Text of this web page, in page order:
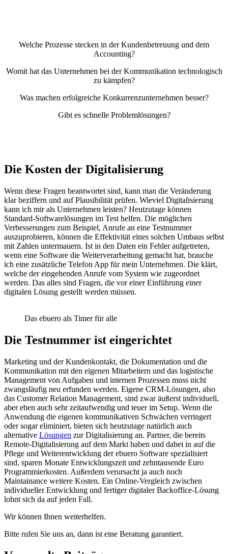
Welche Prozesse stecken in der Kundenbetreuung und dem
Accounting?
Womit hat das Unternehmen bei der Kommunikation technologisch
zu kämpfen?
Was machen erfolgreiche Konkurrenzunternehmen besser?
Gibt es schnelle Problemlösungen?
Die Kosten der Digitalisierung
Wenn diese Fragen beantwortet sind, kann man die Veränderung
klar beziffern und auf Plausibilität prüfen. Wieviel Digitalisierung
kann ich mir als Unternehmen leisten? Heutzutage können
Standard-Softwarelösungen im Test helfen. Die möglichen
Verbesserungen zum Beispiel, Anrufe an eine Testnummer
auszuprobieren, können die Effektivität eines solchen Umbaus selbst
mit Zahlen untermauern. Ist in den Daten ein Fehler aufgetreten,
wenn eine Software die Weiterverarbeitung gemacht hat, brauche
ich eine zusätzliche Telefon App für mein Unternehmen. Die klärt,
welche der eingehenden Anrufe vom System wie zugeordnet
werden. Das alles sind Fragen, die vor einer Einführung einer
digitalen Lösung gestellt werden müssen.
Das ebuero als Timer für alle
Die Testnummer ist eingerichtet
Marketing und der Kundenkontakt, die Dokumentation und die
Kommunikation mit den eigenen Mitarbeitern und das logistische
Management von Aufgaben und internen Prozessen muss nicht
zwangsläufig neu erfunden werden. Eigene CRM-Lösungen, also
das Customer Relation Management, sind zwar äußerst individuell,
aber eben auch sehr zeitaufwendig und teuer im Setup. Wenn die
Anwendung die eigenen kommunikativen Schwächen verringert
oder sogar eliminiert, bieten sich heutzutage natürlich auch
alternative Lösungen zur Digitalisierung an. Partner, die bereits
Remote-Digitalisierung auf dem Markt haben und dabei in auf die
Pflege und Weiterentwicklung der ebuero Software spezialisiert
sind, sparen Monate Entwicklungszeit und zehntausende Euro
Programmierkosten. Außerdem verursacht ja auch noch
Maintainance weitere Kosten. Ein Online-Vergleich zwischen
individueller Entwicklung und fertiger digitaler Backoffice-Lösung
lohnt sich da auf jeden Fall.
Wir können Ihnen weiterhelfen.
Bitte rufen Sie uns an, dann ist eine Beratung garantiert.